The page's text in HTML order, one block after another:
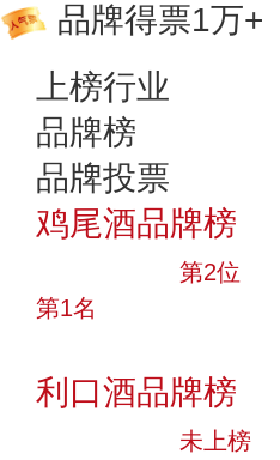
品牌得票1万+
上榜行业
品牌榜
品牌投票
鸡尾酒品牌榜
第2位
第1名
利口酒品牌榜
未上榜